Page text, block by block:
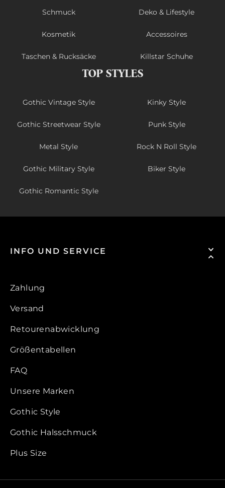
Schmuck Deko & Lifestyle
Kosmetik Accessoires
Taschen & Rucksäcke Killstar Schuhe
TOP STYLES
Gothic Vintage Style Kinky Style
Gothic Streetwear Style Punk Style
Metal Style Rock N Roll Style
Gothic Military Style Biker Style
Gothic Romantic Style
INFO UND SERVICE
Zahlung
Versand
Retourenabwicklung
Größentabellen
FAQ
Unsere Marken
Gothic Style
Gothic Halsschmuck
Plus Size